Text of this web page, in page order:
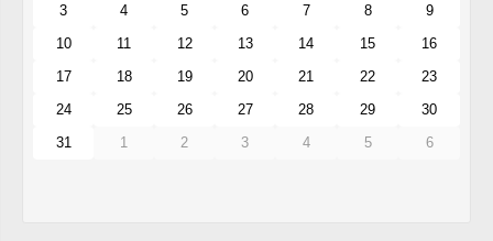
3
4 5 6 7 8
9
10
11 12 13 14 15
16
17
18 19 20 21 22
23
24
25 26 27 28 29
30
31
1 2 3 4 5 6